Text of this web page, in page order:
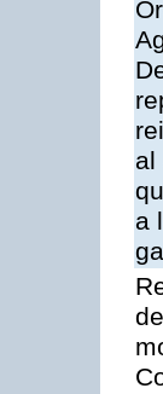
al
a